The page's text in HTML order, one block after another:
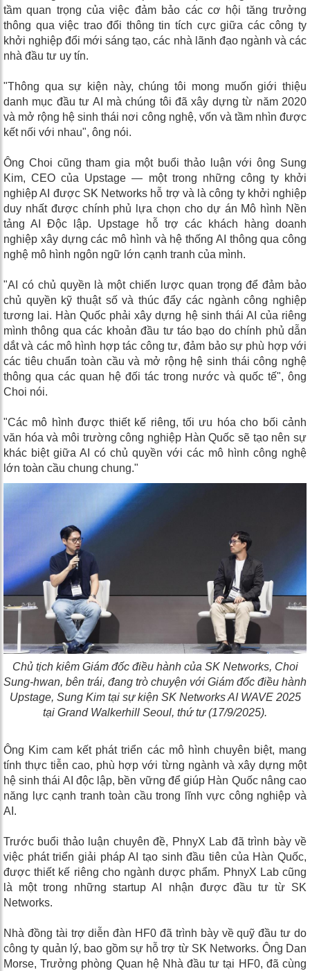
tầm quan trọng của việc đảm bảo các cơ hội tăng trưởng
thông qua việc trao đổi thông tin tích cực giữa các công ty
khởi nghiệp đổi mới sáng tạo, các nhà lãnh đạo ngành và các
nhà đầu tư uy tín.
"Thông qua sự kiện này, chúng tôi mong muốn giới thiệu
danh mục đầu tư AI mà chúng tôi đã xây dựng từ năm 2020
và mở rộng hệ sinh thái nơi công nghệ, vốn và tầm nhìn được
kết nối với nhau", ông nói.
Ông Choi cũng tham gia một buổi thảo luận với ông Sung
Kim, CEO của Upstage — một trong những công ty khởi
nghiệp AI được SK Networks hỗ trợ và là công ty khởi nghiệp
duy nhất được chính phủ lựa chọn cho dự án Mô hình Nền
tảng AI Độc lập. Upstage hỗ trợ các khách hàng doanh
nghiệp xây dựng các mô hình và hệ thống AI thông qua công
nghệ mô hình ngôn ngữ lớn cạnh tranh của mình.
"AI có chủ quyền là một chiến lược quan trọng để đảm bảo
chủ quyền kỹ thuật số và thúc đẩy các ngành công nghiệp
tương lai. Hàn Quốc phải xây dựng hệ sinh thái AI của riêng
mình thông qua các khoản đầu tư táo bạo do chính phủ dẫn
dắt và các mô hình hợp tác công tư, đảm bảo sự phù hợp với
các tiêu chuẩn toàn cầu và mở rộng hệ sinh thái công nghệ
thông qua các quan hệ đối tác trong nước và quốc tế", ông
Choi nói.
"Các mô hình được thiết kế riêng, tối ưu hóa cho bối cảnh
văn hóa và môi trường công nghiệp Hàn Quốc sẽ tạo nên sự
khác biệt giữa AI có chủ quyền với các mô hình công nghệ
lớn toàn cầu chung chung."
Chủ tịch kiêm Giám đốc điều hành của SK Networks, Choi
Sung-hwan, bên trái, đang trò chuyện với Giám đốc điều hành
Upstage, Sung Kim tại sự kiện SK Networks AI WAVE 2025
tại Grand Walkerhill Seoul, thứ tư (17/9/2025).
Ông Kim cam kết phát triển các mô hình chuyên biệt, mang
tính thực tiễn cao, phù hợp với từng ngành và xây dựng một
hệ sinh thái AI độc lập, bền vững để giúp Hàn Quốc nâng cao
năng lực cạnh tranh toàn cầu trong lĩnh vực công nghiệp và
AI.
Trước buổi thảo luận chuyên đề, PhnyX Lab đã trình bày về
việc phát triển giải pháp AI tạo sinh đầu tiên của Hàn Quốc,
được thiết kế riêng cho ngành dược phẩm. PhnyX Lab cũng
là một trong những startup AI nhận được đầu tư từ SK
Networks.
Nhà đồng tài trợ diễn đàn HF0 đã trình bày về quỹ đầu tư do
công ty quản lý, bao gồm sự hỗ trợ từ SK Networks. Ông Dan
Morse, Trưởng phòng Quan hệ Nhà đầu tư tại HF0, đã cùng